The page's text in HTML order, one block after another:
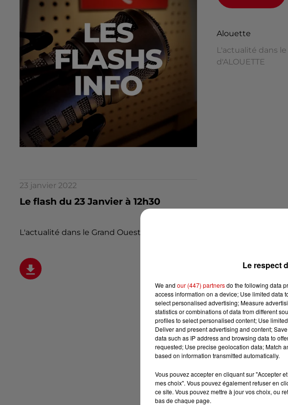
Alouette
L'actualité dans
d'ALOUETTE
23 janvier 2022
Le flash du 23 Janvier à 12h30
L'actualité dans le Grand Ouest par la rédaction d'ALOUETTE
Le respect
We and our (447) partnersdo the following data
access information on a device; Use limited data
select personalised advertising; Measure
statistics or combinations of data from different
profiles to select personalised content; Use
Deliver and present advertising and content;
data such as IP address and browsing data to
requested; Use precise geolocation data; Match
based on information transmitted automatically.
Vous pouvez accepter en cliquant sur "Accepter
mes choix". Vous pouvez également refuser en
ce site. Vous pouvez mettre à jour vos choix, ou
bas de chaque page.